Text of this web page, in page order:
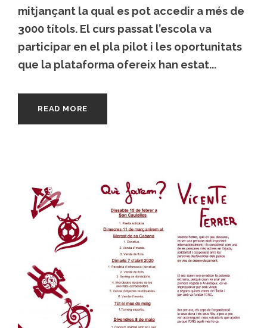
mitjançant la qual es pot accedir a més de
3000 títols. El curs passat l’escola va
participar en el pla pilot i les oportunitats
que la plataforma ofereix han estat...
READ MORE